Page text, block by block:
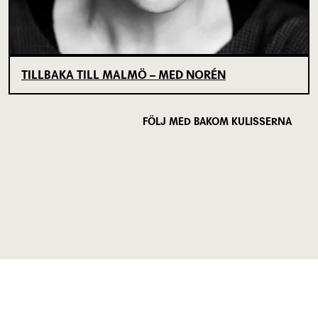
TILLBAKA TILL MALMÖ – MED NORÉN
FÖLJ MED BAKOM KULISSERNA